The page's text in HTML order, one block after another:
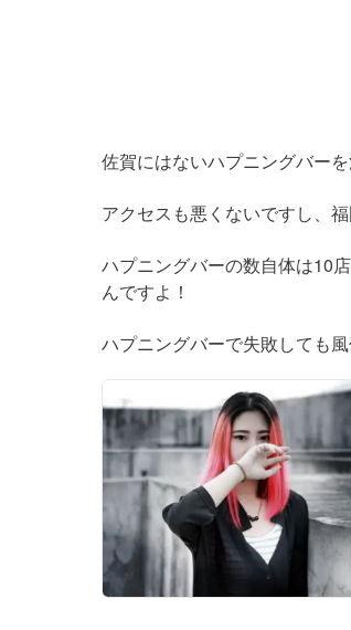
佐賀にはないハプニングバーを
アクセスも悪くないですし、
ハプニングバーの数自体は10
んですよ！
ハプニングバーで失敗しても